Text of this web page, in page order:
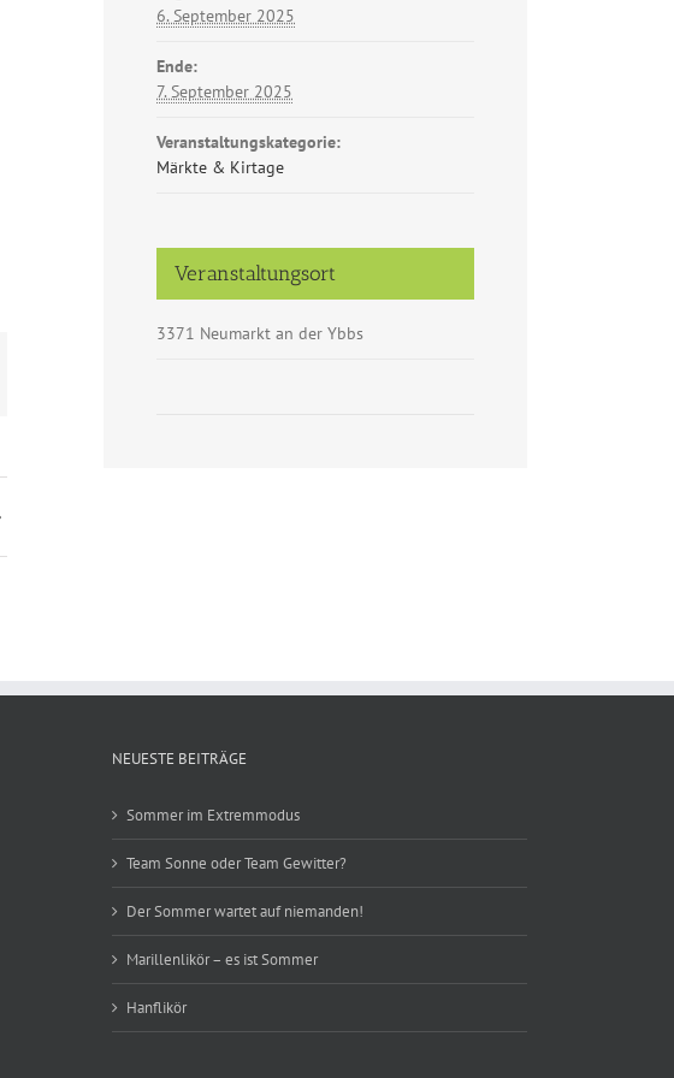
6. September 2025
Ende:
7. September 2025
Veranstaltungskategorie:
Märkte & Kirtage
Veranstaltungsort
3371 Neumarkt an der Ybbs
NEUESTE BEITRÄGE
Sommer im Extremmodus
Team Sonne oder Team Gewitter?
Der Sommer wartet auf niemanden!
Marillenlikör – es ist Sommer
Hanflikör